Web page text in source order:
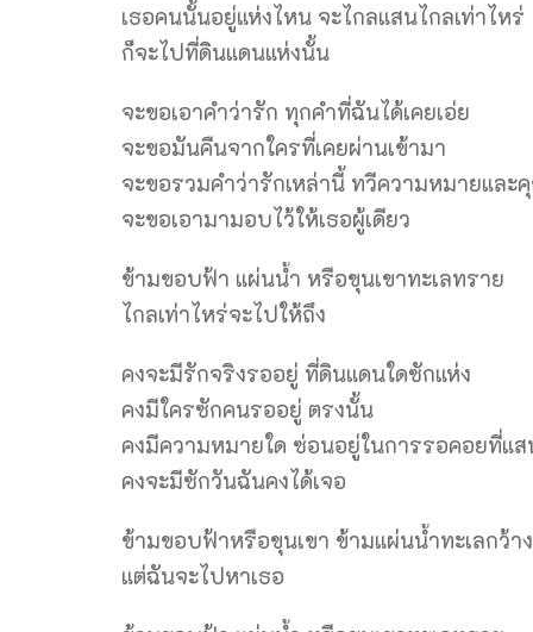
เธอคนนั้นอยู่แห่งไหน จะไกลแสนไกลเท่าไหร่
ก็จะไปที่ดินแดนแห่งนั้น
จะขอเอาคำว่ารัก ทุกคำที่ฉันได้เคยเอ่ย
จะขอมันคืนจากใครที่เคยผ่านเข้ามา
จะขอรวมคำว่ารักเหล่านี้ ทวีความหมายและ
จะขอเอามามอบไว้ให้เธอผู้เดียว
ข้ามขอบฟ้า แผ่นน้ำ หรือขุนเขาทะเลทราย
ไกลเท่าไหร่จะไปให้ถึง
คงจะมีรักจริงรออยู่ ที่ดินแดนใดซักแห่ง
คงมีใครซักคนรออยู่ ตรงนั้น
คงมีความหมายใด ซ่อนอยู่ในการรอคอยที่แ
คงจะมีซักวันฉันคงได้เจอ
ข้ามขอบฟ้าหรือขุนเขา ข้ามแผ่นน้ำทะเลกว้า
แต่ฉันจะไปหาเธอ